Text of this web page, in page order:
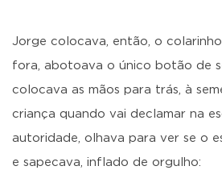
Jorge colocava, então, o
fora, abotoava o único botão de
colocava as mãos para trás, à
criança quando vai declamar na
autoridade, olhava para ver se o
e sapecava, inflado de orgulho: